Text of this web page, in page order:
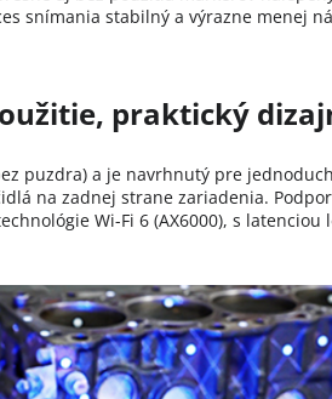
snímania stabilný a výrazne menej
praktický
puzdra) a je navrhnutý pre
na zadnej strane zariadenia.
Wi-Fi 6 (AX6000), s